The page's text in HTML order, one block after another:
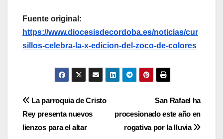
Fuente original:
https://www.diocesisdecordoba.es/noticias/cur
sillos-celebra-la-x-edicion-del-zoco-de-colores
Navegación
de
San Rafael ha
procesionado este año en
rogativa por la lluvia
La parroquia de Cristo
Rey presenta nuevos
lienzos para el altar